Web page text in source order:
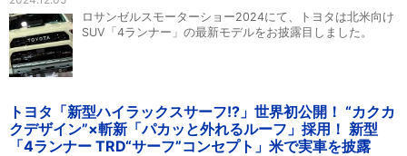
ロサンゼルスモーターショー2024にて、トヨタは北米向け
SUV「4ランナー」の最新モデルをお披露目しました。
トヨタ「新型ハイラックスサーフ!?」世界初公開！ “カクカ
クデザイン”×斬新「パカッと外れるルーフ」採用！ 新型
「4ランナー TRD“サーフ”コンセプト」米で実車を披露